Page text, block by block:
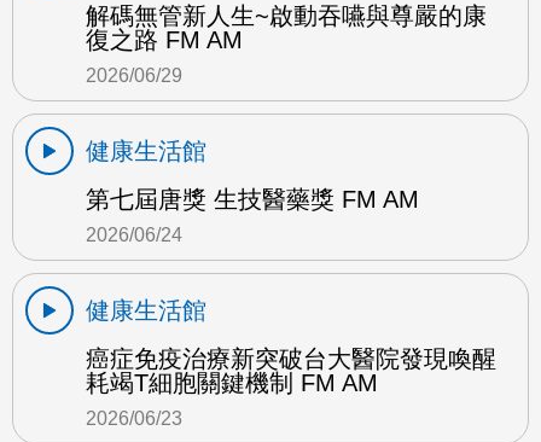
解碼無管新人生~啟動吞嚥與尊嚴的康
復之路 FM AM
2026/06/29
健康生活館
第七屆唐獎 生技醫藥獎 FM AM
2026/06/24
健康生活館
癌症免疫治療新突破台大醫院發現喚醒
耗竭T細胞關鍵機制 FM AM
2026/06/23